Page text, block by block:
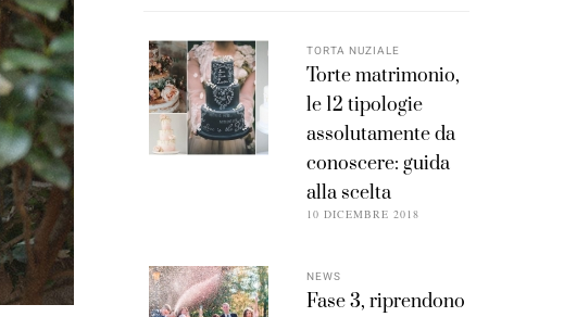
TORTA NUZIALE
Torte matrimonio,
le 12 tipologie
assolutamente da
conoscere: guida
alla scelta
10 DICEMBRE 2018
NEWS
Fase 3, riprendono